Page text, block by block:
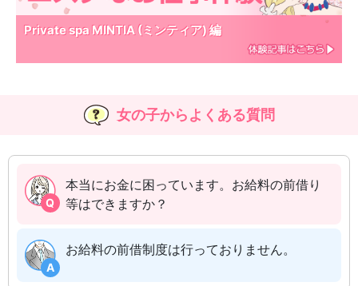
Private spa MINTIA (ミンティア) 編
女の子からよくある質問
Q
本当にお金に困っています。お給料の前借り
等はできますか？
A
お給料の前借制度は行っておりません。